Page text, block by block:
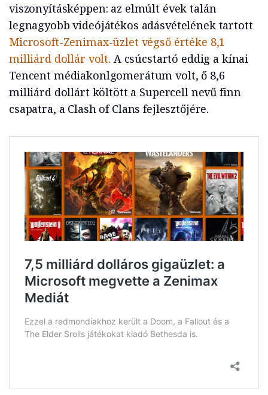
viszonyításképpen: az elmúlt évek talán
legnagyobb videójátékos adásvételének tartott
Microsoft-Zenimax-üzlet végső értéke 8,1
milliárd dollár volt. A csúcstartó eddig a kínai
Tencent médiakonlgomerátum volt, ő 8,6
milliárd dollárt költött a Supercell nevű finn
csapatra, a Clash of Clans fejlesztőjére.